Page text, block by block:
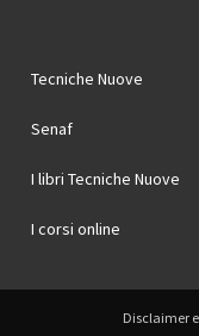
Tecniche Nuove
Senaf
I libri Tecniche Nuove
I corsi online
Disclaimer